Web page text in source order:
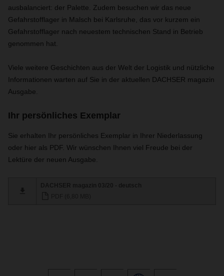
ausbalanciert: der Palette. Zudem besuchen wir das neue
Gefahrstofflager in Malsch bei Karlsruhe, das vor kurzem ein
Gefahrstofflager nach neuestem technischen Stand in Betrieb
genommen hat.
Viele weitere Geschichten aus der Welt der Logistik und nützliche
Informationen warten auf Sie in der aktuellen DACHSER magazin
Ausgabe.
Ihr persönliches Exemplar
Sie erhalten Ihr persönliches Exemplar in Ihrer Niederlassung
oder hier als PDF. Wir wünschen Ihnen viel Freude bei der
Lektüre der neuen Ausgabe.